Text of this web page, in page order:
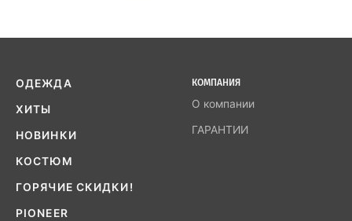
ОДЕЖДА
ХИТЫ
НОВИНКИ
КОСТЮМ
ГОРЯЧИЕ СКИДКИ!
PIONEER
КОМПАНИЯ
О компании
ГАРАНТИИ